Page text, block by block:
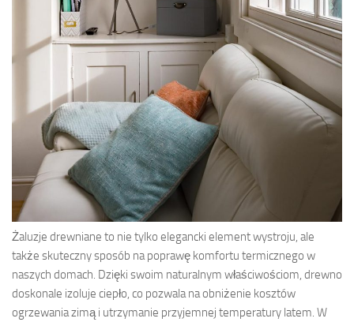
Żaluzje drewniane to nie tylko elegancki element wystroju, ale
także skuteczny sposób na poprawę komfortu termicznego w
naszych domach. Dzięki swoim naturalnym właściwościom, drewno
doskonale izoluje ciepło, co pozwala na obniżenie kosztów
ogrzewania zimą i utrzymanie przyjemnej temperatury latem. W